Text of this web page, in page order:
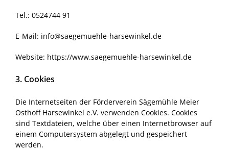
Tel.: 0524744 91
E-Mail: info@saegemuehle-harsewinkel.de
Website: https://www.saegemuehle-harsewinkel.de
3. Cookies
Die Internetseiten der Förderverein Sägemühle Meier
Osthoff Harsewinkel e.V. verwenden Cookies. Cookies
sind Textdateien, welche über einen Internetbrowser auf
einem Computersystem abgelegt und gespeichert
werden.